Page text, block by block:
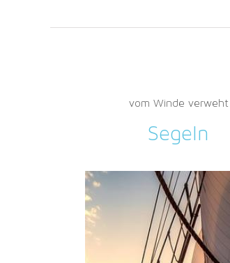
vom Winde verweht
Segeln